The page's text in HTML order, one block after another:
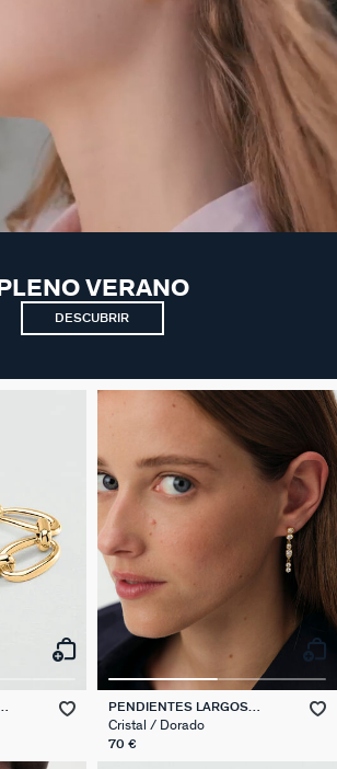
PLENO VERANO
DESCUBRIR
PENDIENTES LARGOS
CANDY
Cristal / Dorado
70 €